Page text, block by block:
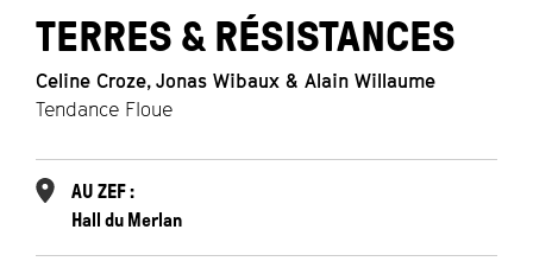
TERRES & RÉSISTANCES
Celine Croze, Jonas Wibaux & Alain Willaume
Tendance Floue
AU ZEF :
Hall du Merlan